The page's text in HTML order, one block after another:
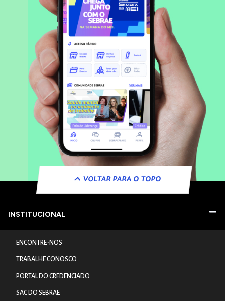
VOLTAR PARA O TOPO
INSTITUCIONAL
ENCONTRE-NOS
TRABALHE CONOSCO
PORTAL DO CREDENCIADO
SAC DO SEBRAE